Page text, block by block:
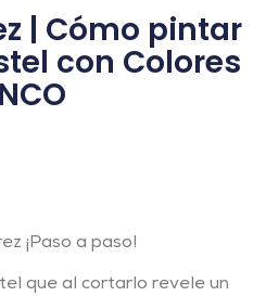
| Cómo pintar
con Colores
¡Paso a paso!
que al cortarlo revele un